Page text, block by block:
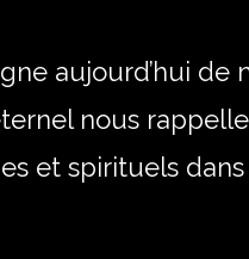
aujourd’hui
nous
et spirituels